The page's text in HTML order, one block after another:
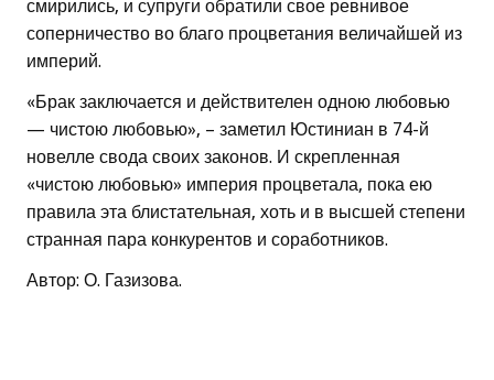
смирились, и супруги обратили свое ревнивое
соперничество во благо процветания величайшей из
империй.
«Брак заключается и действителен одною любовью
— чистою любовью», – заметил Юстиниан в 74-й
новелле свода своих законов. И скрепленная
«чистою любовью» империя процветала, пока ею
правила эта блистательная, хоть и в высшей степени
странная пара конкурентов и соработников.
Автор: О. Газизова.